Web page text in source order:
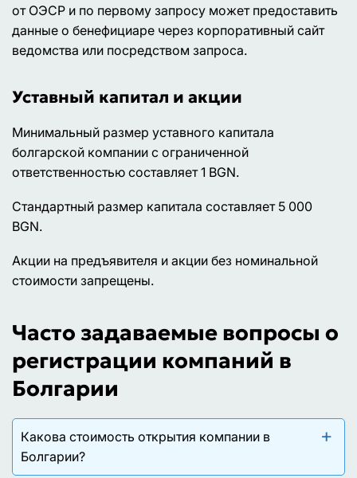
от ОЭСР и по первому запросу может предоставить
данные о бенефициаре через корпоративный сайт
ведомства или посредством запроса.
Уставный капитал и акции
Минимальный размер уставного капитала
болгарской компании с ограниченной
ответственностью составляет 1 BGN.
Стандартный размер капитала составляет 5 000
BGN.
Акции на предъявителя и акции без номинальной
стоимости запрещены.
Часто задаваемые вопросы о
регистрации компаний в
Болгарии
Какова стоимость открытия компании в
Болгарии?